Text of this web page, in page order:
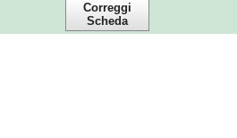
Correggi
Scheda